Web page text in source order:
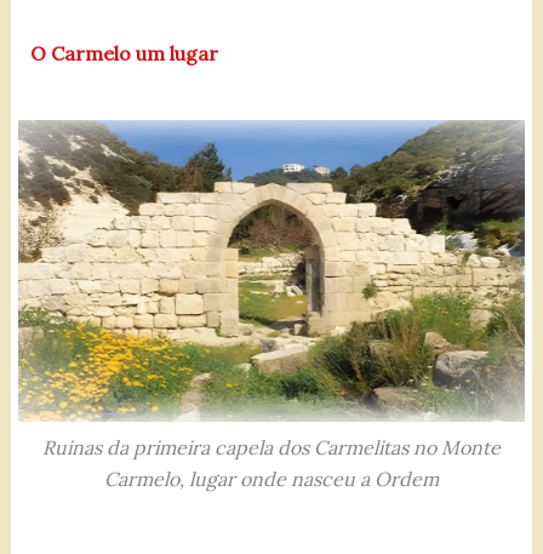
O Carmelo um lugar
Ruinas da primeira capela dos Carmelitas no Monte
Carmelo, lugar onde nasceu a Ordem